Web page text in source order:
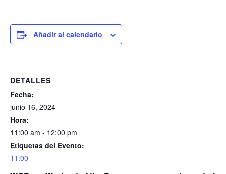
Añadir al calendario
DETALLES
Fecha:
junio 16, 2024
Hora:
11:00 am - 12:00 pm
Etiquetas del Evento:
11:00